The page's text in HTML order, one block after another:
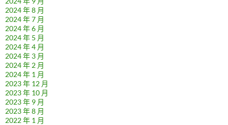
2024 年 8 月
2024 年 7 月
2024 年 6 月
2024 年 5 月
2024 年 4 月
2024 年 3 月
2024 年 2 月
2024 年 1 月
2023 年 12 月
2023 年 10 月
2023 年 9 月
2023 年 8 月
2022 年 1 月